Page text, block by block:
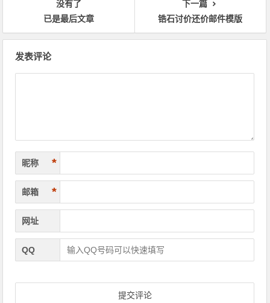
没有了
已是最后文章
下一篇
锆石讨价还价邮件模版
发表评论
昵称 *
邮箱 *
网址
QQ